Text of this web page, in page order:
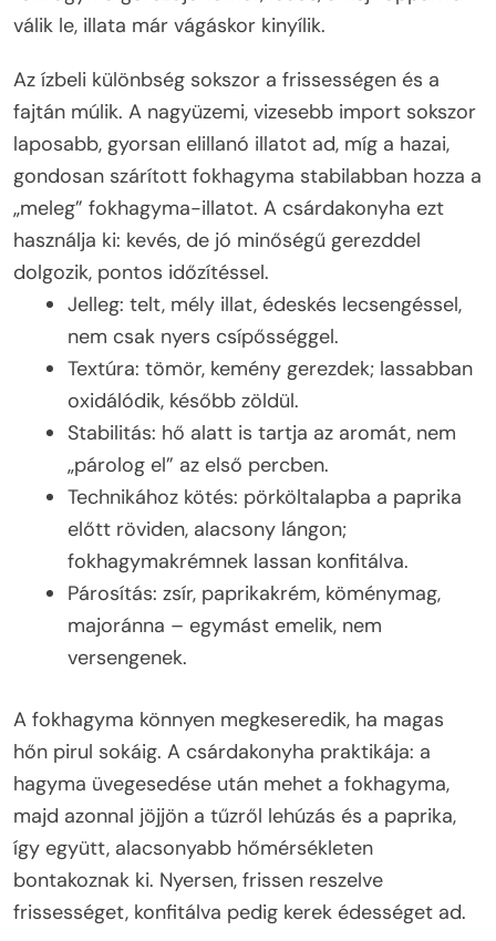
válik le, illata már vágáskor kinyílik.
Az ízbeli különbség sokszor a frissességen és a
fajtán múlik. A nagyüzemi, vizesebb import sokszor
laposabb, gyorsan elillanó illatot ad, míg a hazai,
gondosan szárított fokhagyma stabilabban hozza a
„meleg” fokhagyma-illatot. A csárdakonyha ezt
használja ki: kevés, de jó minőségű gerezddel
dolgozik, pontos időzítéssel.
Jelleg: telt, mély illat, édeskés lecsengéssel,
nem csak nyers csípősséggel.
Textúra: tömör, kemény gerezdek; lassabban
oxidálódik, később zöldül.
Stabilitás: hő alatt is tartja az aromát, nem
„párolog el” az első percben.
Technikához kötés: pörköltalapba a paprika
előtt röviden, alacsony lángon;
fokhagymakrémnek lassan konfitálva.
Párosítás: zsír, paprikakrém, köménymag,
majoránna – egymást emelik, nem
versengenek.
A fokhagyma könnyen megkeseredik, ha magas
hőn pirul sokáig. A csárdakonyha praktikája: a
hagyma üvegesedése után mehet a fokhagyma,
majd azonnal jöjjön a tűzről lehúzás és a paprika,
így együtt, alacsonyabb hőmérsékleten
bontakoznak ki. Nyersen, frissen reszelve
frissességet, konfitálva pedig kerek édességet ad.